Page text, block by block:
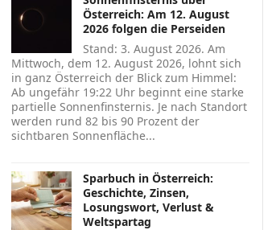
Österreich: Am 12. August
2026 folgen die Perseiden
Stand: 3. August 2026. Am
Mittwoch, dem 12. August 2026, lohnt sich
in ganz Österreich der Blick zum Himmel:
Ab ungefähr 19:22 Uhr beginnt eine starke
partielle Sonnenfinsternis. Je nach Standort
werden rund 82 bis 90 Prozent der
sichtbaren Sonnenfläche...
Sparbuch in Österreich:
Geschichte, Zinsen,
Losungswort, Verlust &
Weltspartag